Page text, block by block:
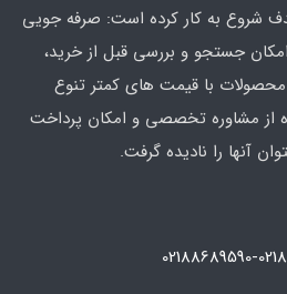
شروع به کار کرده است: صرفه جویی
جستجو و بررسی قبل از خرید،
با قیمت های کمتر تنوع
از مشاوره تخصصی و امکان پرداخت
آنها را نادیده گرفت.
02188689590-